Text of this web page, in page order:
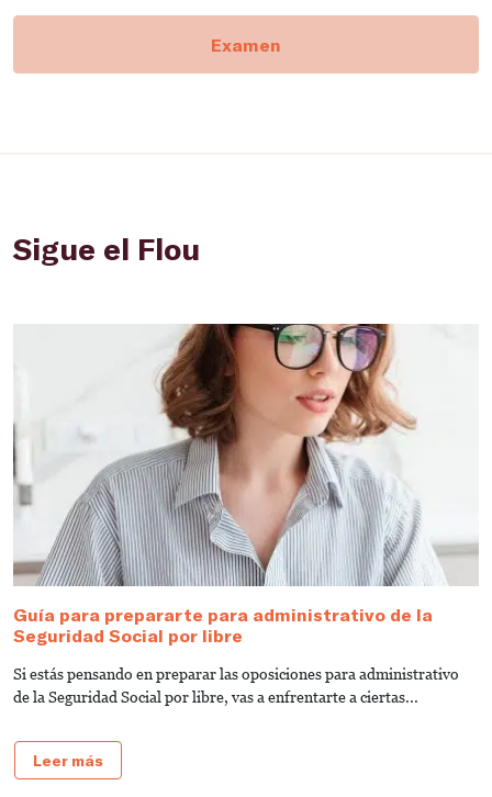
Examen
Sigue el Flou
Guía para prepararte para administrativo de la
Seguridad Social por libre
Si estás pensando en preparar las oposiciones para administrativo
de la Seguridad Social por libre, vas a enfrentarte a ciertas...
Leer más